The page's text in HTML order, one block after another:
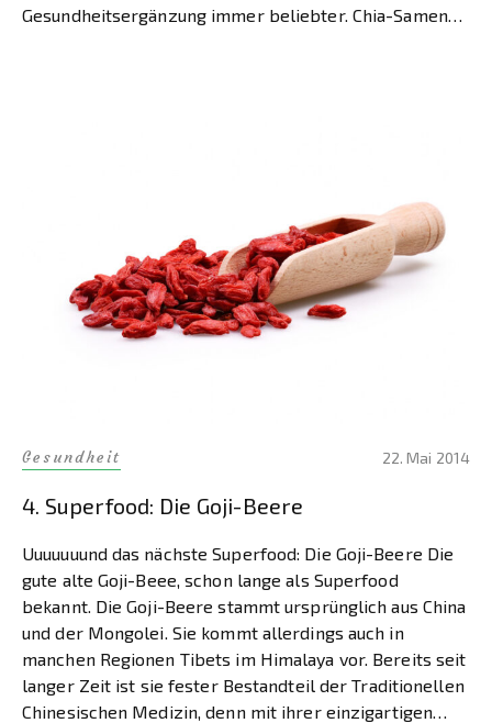
Gesundheitsergänzung immer beliebter. Chia-Samen
Gesundheit 22. Mai 2014
4. Superfood: Die Goji-Beere
Uuuuuuund das nächste Superfood: Die Goji-Beere Die
gute alte Goji-Beee, schon lange als Superfood
bekannt. Die Goji-Beere stammt ursprünglich aus China
und der Mongolei. Sie kommt allerdings auch in
manchen Regionen Tibets im Himalaya vor. Bereits seit
langer Zeit ist sie fester Bestandteil der Traditionellen
Chinesischen Medizin, denn mit ihrer einzigartigen